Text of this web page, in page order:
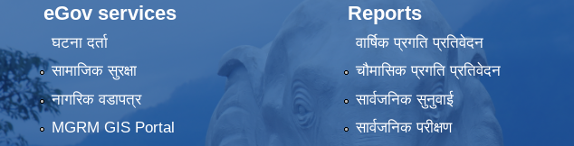
eGov services
घटना दर्ता
सामाजिक सुरक्षा
नागरिक वडापत्र
MGRM GIS Portal
Reports
वार्षिक प्रगति प्रतिवेदन
चौमासिक प्रगति प्रतिवेदन
सार्वजनिक सुनुवाई
सार्वजनिक परीक्षण